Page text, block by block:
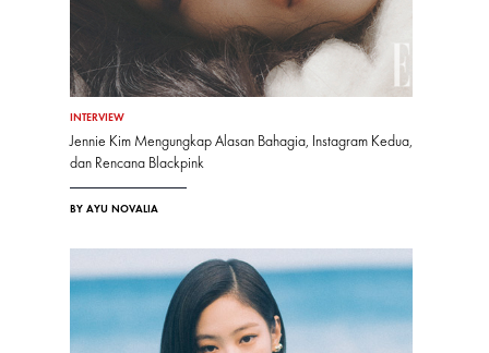
INTERVIEW
Jennie Kim Mengungkap Alasan Bahagia, Instagram Kedua,
dan Rencana Blackpink
BY AYU NOVALIA